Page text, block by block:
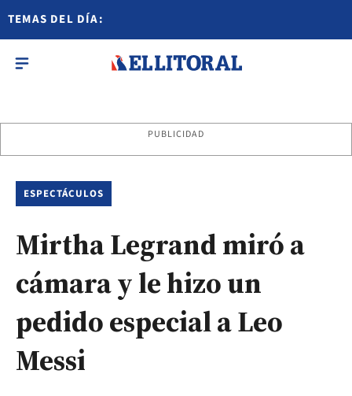
TEMAS DEL DÍA:
PUBLICIDAD
ESPECTÁCULOS
Mirtha Legrand miró a
cámara y le hizo un
pedido especial a Leo
Messi